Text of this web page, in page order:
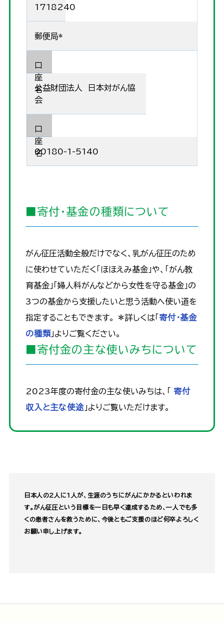
1718240
郵便局*
口
座
名
公益財団法人 日本対がん協
会
口
座
名
00180-1-5140
■寄付・基金の種類について
がん征圧活動全般だけでなく、乳がん征圧のため
に使わせていただく「ほほえみ基金」や、「がん教
育基金」「婦人科がんなどから女性を守る基金」の
3つの基金から支援したいと思う活動へ使い道を
指定することもできます。 ＊詳しくは「 寄付・基金
の種類 」よりご覧ください。
■寄付金の主な使いみちについて
2023年度の寄付金の主な使いみちは、「 寄付
収入と主な使途 」よりご覧いただけます。
日本人の2人に1人が、生涯のうちにがんにかかるといわれま
す。がん征圧という目標を一日も早く達成するため、一人でも多
くの患者さんを救うために、今後ともご支援のほど何卒よろしく
お願い申し上げます。